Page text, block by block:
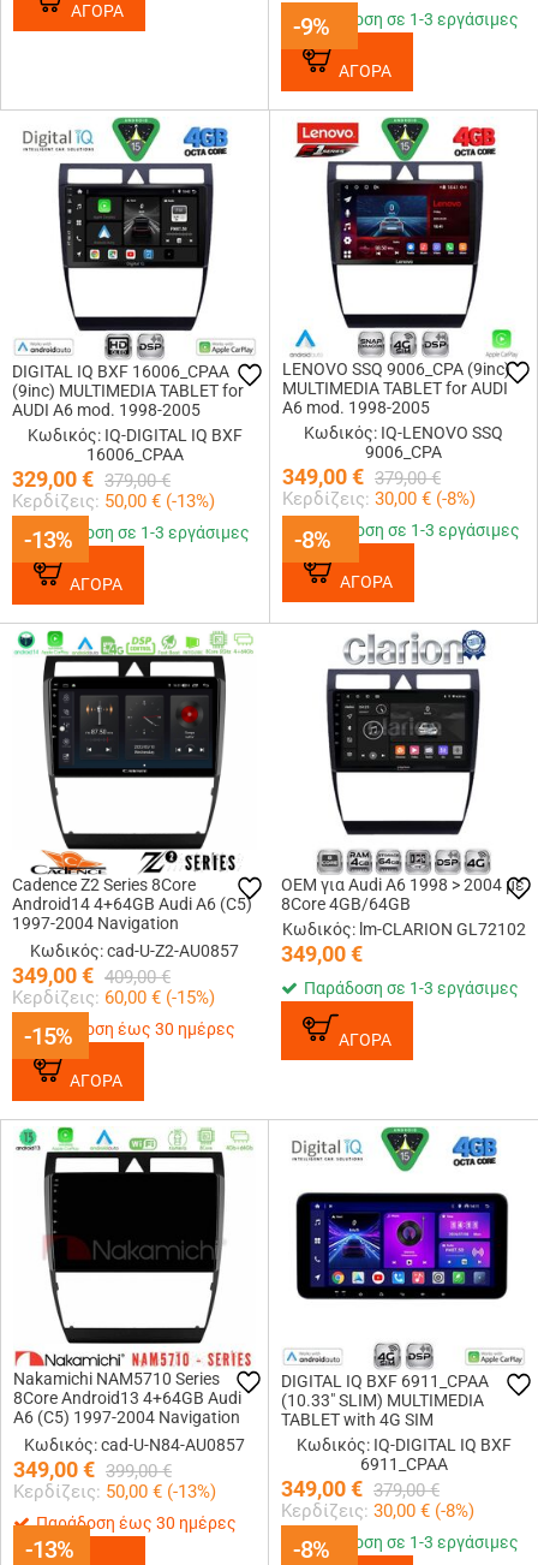
ΑΓΟΡΑ
-9%
-9%
Παράδοση σε 1-3 εργάσιμες
ΑΓΟΡΑ
-13%
DIGITAL IQ BXF 16006_CPAA
(9inc) MULTIMEDIA TABLET for
AUDI A6 mod. 1998-2005
Κωδικός: IQ-DIGITAL IQ BXF
16006_CPAA
329,00€ 379,00 €
Κερδίζεις: 50,00 € (-13%)
-13%
Παράδοση σε 1-3 εργάσιμες
ΑΓΟΡΑ
-8%
LENOVO SSQ 9006_CPA (9inc)
MULTIMEDIA TABLET for AUDI
A6 mod. 1998-2005
Κωδικός: IQ-LENOVO SSQ
9006_CPA
349,00€ 379,00 €
Κερδίζεις: 30,00 € (-8%)
-8%
Παράδοση σε 1-3 εργάσιμες
ΑΓΟΡΑ
-15%
Cadence Z2 Series 8Core
Android14 4+64GB Audi A6 (C5)
1997-2004 Navigation
Multimedia Tablet 9 Με Carplay
& Android Auto
Κωδικός: cad-U-Z2-AU0857
349,00€ 409,00 €
Κερδίζεις: 60,00 € (-15%)
-15%
Παράδοση έως 30 ημέρες
ΑΓΟΡΑ
OEM για Audi A6 1998 > 2004 με
8Core 4GB/64GB
Κωδικός: lm-CLARION GL72102
349,00€
Παράδοση σε 1-3 εργάσιμες
ΑΓΟΡΑ
-13%
Nakamichi NAM5710 Series
8Core Android13 4+64GB Audi
A6 (C5) 1997-2004 Navigation
Multimedia Tablet 9
Κωδικός: cad-U-N84-AU0857
349,00€ 399,00 €
Κερδίζεις: 50,00 € (-13%)
-13%
Παράδοση έως 30 ημέρες
-8%
DIGITAL IQ BXF 6911_CPAA
(10.33" SLIM) MULTIMEDIA
TABLET with 4G SIM
Κωδικός: IQ-DIGITAL IQ BXF
6911_CPAA
349,00€ 379,00 €
Κερδίζεις: 30,00 € (-8%)
-8%
Παράδοση σε 1-3 εργάσιμες